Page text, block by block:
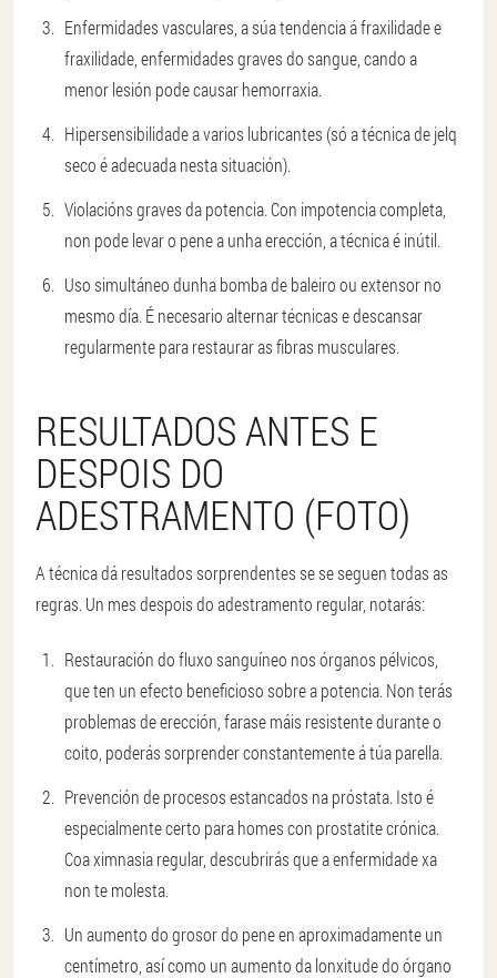
Enfermidades vasculares, a súa tendencia á fraxilidade e
fraxilidade, enfermidades graves do sangue, cando a
menor lesión pode causar hemorraxia.
Hipersensibilidade a varios lubricantes (só a técnica de jelq
seco é adecuada nesta situación).
Violacións graves da potencia. Con impotencia completa,
non pode levar o pene a unha erección, a técnica é inútil.
Uso simultáneo dunha bomba de baleiro ou extensor no
mesmo día. É necesario alternar técnicas e descansar
regularmente para restaurar as fibras musculares.
RESULTADOS ANTES E
DESPOIS DO
ADESTRAMENTO (FOTO)
A técnica dá resultados sorprendentes se se seguen todas as
regras. Un mes despois do adestramento regular, notarás:
Restauración do fluxo sanguíneo nos órganos pélvicos,
que ten un efecto beneficioso sobre a potencia. Non terás
problemas de erección, farase máis resistente durante o
coito, poderás sorprender constantemente á túa parella.
Prevención de procesos estancados na próstata. Isto é
especialmente certo para homes con prostatite crónica.
Coa ximnasia regular, descubrirás que a enfermidade xa
non te molesta.
Un aumento do grosor do pene en aproximadamente un
centímetro, así como un aumento da lonxitude do órgano